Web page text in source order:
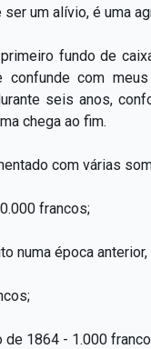
um alívio, é uma
fundo de
com
seis anos,
chega ao fim.
com várias
francos;
numa época
1864 - 1.000